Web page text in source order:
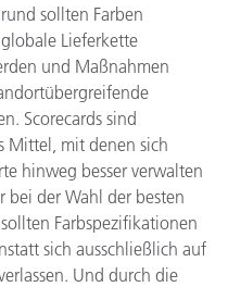
sollten Farben
Lieferkette
und Maßnahmen
Scorecards sind
Mittel, mit denen sich
hinweg besser verwalten
bei der Wahl der besten
Farbspezifikationen
sich ausschließlich auf
Und durch die